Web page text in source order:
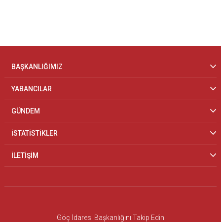
BAŞKANLIĞIMIZ
YABANCILAR
GÜNDEM
İSTATİSTİKLER
İLETİŞİM
Göç İdaresi Başkanlığını Takip Edin